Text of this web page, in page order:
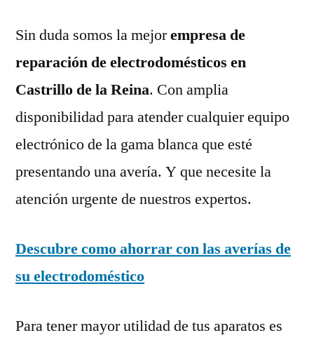
Sin duda somos la mejorempresa de
reparación de electrodomésticos en
Castrillo de la Reina. Con amplia
disponibilidad para atender cualquier equipo
electrónico de la gama blanca que esté
presentando una avería. Y que necesite la
atención urgente de nuestros expertos.
Descubre como ahorrar con las averías de
su electrodoméstico
Para tener mayor utilidad de tus aparatos es